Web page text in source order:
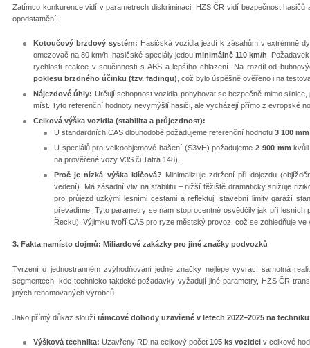
Zatímco konkurence vidí v parametrech diskriminaci, HZS ČR vidí bezpečnost
opodstatnění:
Kotoučový brzdový systém: Hasičská vozidla jezdí k zásahům v extrémně
omezovač na 80 km/h, hasičské speciály jedou minimálně 110 km/h .
rychlosti reakce v součinnosti s ABS a lepšího chlazení. Na rozdíl od
poklesu brzdného účinku (tzv. fadingu) , což bylo úspěšně ověřeno i na
Nájezdové úhly: Určují schopnost vozidla pohybovat se bezpečně mimo
míst. Tyto referenční hodnoty nevymýšlí hasiči, ale vycházejí přímo z evropské
Celková výška vozidla (stabilita a průjezdnost):
U standardních CAS dlouhodobě požadujeme referenční hodnotu 3 100 mm
U speciálů pro velkoobjemové hašení (S3VH) požadujeme2 900 mm
na prověřené vozy V3S či Tatra 148).
Proč je nízká výška klíčová? Minimalizuje zdržení při dojezdu
vedení). Má zásadní vliv na stabilitu – nižší těžiště dramaticky snižuje
pro průjezd úzkými lesními cestami a reflektují stavební limity garáží
převádíme. Tyto parametry se nám stoprocentně osvědčily jak při
Řecku). Výjimku tvoří CAS pro ryze městský provoz, což se zohledňuje
3. Fakta namísto dojmů: Miliardové zakázky pro jiné značky podvozků
Tvrzení o jednostranném zvýhodňování jedné značky nejlépe vyvrací samotná
segmentech, kde technicko-taktické požadavky vyžadují jiné parametry, HZS ČR
jiných renomovaných výrobců.
Jako přímý důkaz slouží rámcové dohody uzavřené v letech 2022–2025 na
Výšková technika: Uzavřeny RD na celkový počet 105 ks vozidel v celkové